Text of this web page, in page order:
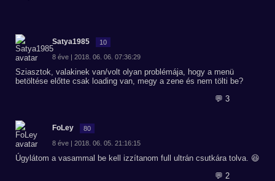
Satya1985 10
8 éve | 2018. 06. 06. 07:36:29
Sziasztok, valakinek van/volt olyan problémája, hogy a menü
betöltése előtte csak loading van, megy a zene és nem tölti be?
💬 3
FoLey 80
8 éve | 2018. 06. 05. 21:16:15
Úgylátom a vasammal be kell izzítanom full ultrán csutkára tolva. 😆
💬 2